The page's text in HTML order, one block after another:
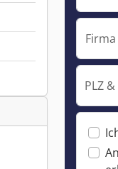
Firma
PLZ